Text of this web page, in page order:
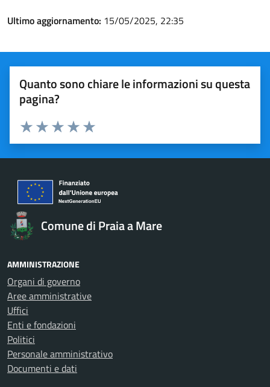
Ultimo aggiornamento: 15/05/2025, 22:35
Quanto sono chiare le informazioni su questa
pagina?
Valuta 5 stelle su 5
Valuta 4 stelle su 5
Valuta 3 stelle su 5
Valuta 2 stelle su 5
Valuta 1 stelle su 5
Comune di Praia a Mare
AMMINISTRAZIONE
Organi di governo
Aree amministrative
Uffici
Enti e fondazioni
Politici
Personale amministrativo
Documenti e dati